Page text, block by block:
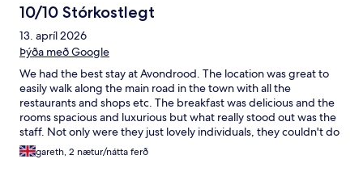
10/10 Stórkostlegt
13. apríl 2026
Þýða með Google
We had the best stay at Avondrood. The location was great to
easily walk along the main road in the town with all the
restaurants and shops etc. The breakfast was delicious and the
rooms spacious and luxurious but what really stood out was the
staff. Not only were they just lovely individuals, they couldn't do
enough to recommend places to eat, vineyards to drink at and
ensured that we had the most amazing stay. Don't hesitate to
gareth, 2 nætur/nátta ferð